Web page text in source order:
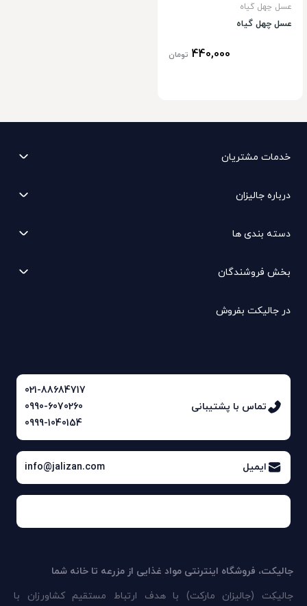
عسل چهل گیاه
عسل چهل گیاه
440,000 تومان
خدمات مشتریان
درباره جالیزان
دسته بندی ها
بخش فروشندگان
در جالیکت بفروش
تماس با پشتیبانی
021-88684717
0990-6070260
0999-1040154
ایمیل info@jalizan.com
جالیکت، فروشگاه اینترنتی مواد غذایی از مزرعه تا خانه شما
جالیکِت (جالیزان مارکت) با هدف ارتباط مستقیم کشاورزان با